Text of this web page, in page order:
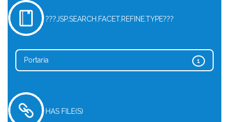
???JSP.SEARCH.FACET.REFINE.TYPE???
1
Portaria
HAS FILE(S)